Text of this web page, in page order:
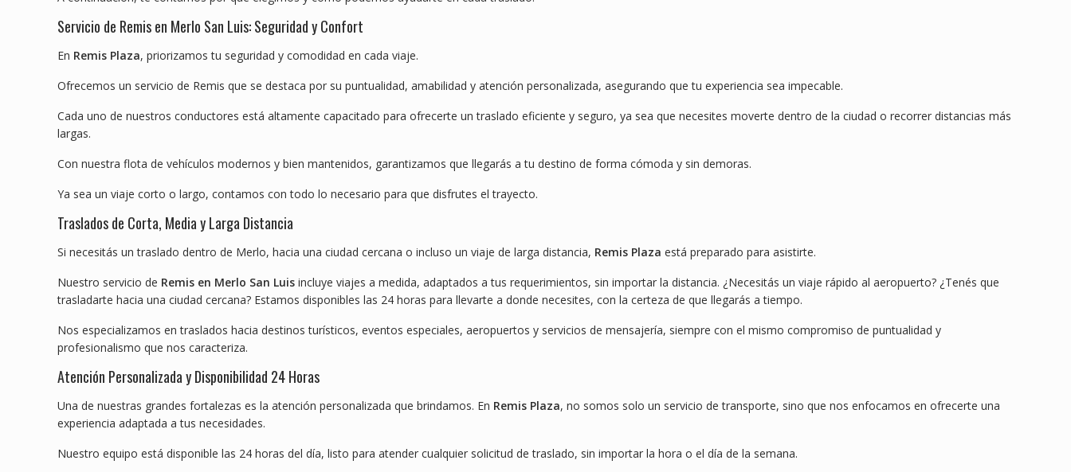
Servicio de Remis en Merlo San Luis: Seguridad y Confort
En Remis Plaza, priorizamos tu seguridad y comodidad en cada viaje.
Ofrecemos un servicio de Remis que se destaca por su puntualidad, amabilidad y atención personalizada, asegurando que tu experiencia sea impecable.
Cada uno de nuestros conductores está altamente capacitado para ofrecerte un traslado eficiente y seguro, ya sea que necesites moverte dentro de la ciudad o recorrer distancias más
largas.
Con nuestra flota de vehículos modernos y bien mantenidos, garantizamos que llegarás a tu destino de forma cómoda y sin demoras.
Ya sea un viaje corto o largo, contamos con todo lo necesario para que disfrutes el trayecto.
Traslados de Corta, Media y Larga Distancia
Si necesitás un traslado dentro de Merlo, hacia una ciudad cercana o incluso un viaje de larga distancia, Remis Plaza está preparado para asistirte.
Nuestro servicio de Remis en Merlo San Luis incluye viajes a medida, adaptados a tus requerimientos, sin importar la distancia. ¿Necesitás un viaje rápido al aeropuerto? ¿Tenés que
trasladarte hacia una ciudad cercana? Estamos disponibles las 24 horas para llevarte a donde necesites, con la certeza de que llegarás a tiempo.
Nos especializamos en traslados hacia destinos turísticos, eventos especiales, aeropuertos y servicios de mensajería, siempre con el mismo compromiso de puntualidad y
profesionalismo que nos caracteriza.
Atención Personalizada y Disponibilidad 24 Horas
Una de nuestras grandes fortalezas es la atención personalizada que brindamos. En Remis Plaza, no somos solo un servicio de transporte, sino que nos enfocamos en ofrecerte una
experiencia adaptada a tus necesidades.
Nuestro equipo está disponible las 24 horas del día, listo para atender cualquier solicitud de traslado, sin importar la hora o el día de la semana.